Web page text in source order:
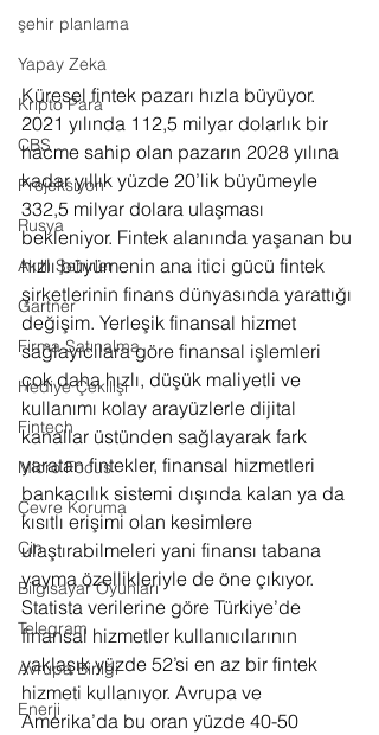
şehir planlama
Yapay Zeka
Kripto Para
CBS
Projeksiyon
Rusya
Akıllı Şehirler
Gartner
Firma Satınalma
Hediye Çekilişi
Fintech
Micro Focus
Çevre Koruma
Çin
Bilgisayar Oyunları
Telegram
Avrupa Birliği
Enerji
Küresel fintek pazarı hızla büyüyor.
2021 yılında 112,5 milyar dolarlık bir
hacme sahip olan pazarın 2028 yılına
kadar yıllık yüzde 20’lik büyümeyle
332,5 milyar dolara ulaşması
bekleniyor. Fintek alanında yaşanan bu
hızlı büyümenin ana itici gücü fintek
şirketlerinin finans dünyasında yarattığı
değişim. Yerleşik finansal hizmet
sağlayıcılara göre finansal işlemleri
çok daha hızlı, düşük maliyetli ve
kullanımı kolay arayüzlerle dijital
kanallar üstünden sağlayarak fark
yaratan fintekler, finansal hizmetleri
bankacılık sistemi dışında kalan ya da
kısıtlı erişimi olan kesimlere
ulaştırabilmeleri yani finansı tabana
yayma özellikleriyle de öne çıkıyor.
Statista verilerine göre Türkiye’de
finansal hizmetler kullanıcılarının
yaklaşık yüzde 52’si en az bir fintek
hizmeti kullanıyor. Avrupa ve
Amerika’da bu oran yüzde 40-50